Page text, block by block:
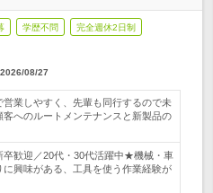
学歴不問 完全週休2日制
2026/08/27
業しやすく、先輩も同行するので未
へのルートメンテナンスと新製品の
歓迎／20代・30代活躍中★機械・車
興味がある、工具を使う作業経験が